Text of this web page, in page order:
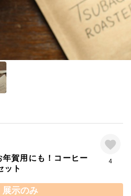
年賀用にも！コーヒー
ット
4
展示のみ